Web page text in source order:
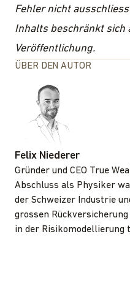
Fehler nicht
Inhalts beschränkt sich
Veröffentlichung.
ÜBER DEN AUTOR
Felix Niederer
Gründer und CEO True
Abschluss als Physiker
der Schweizer Industrie
grossen
in der Risikomodellierung